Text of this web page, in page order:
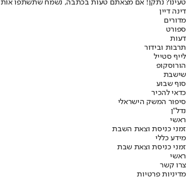
טעינו? נתקן! אם מצאתם טעות בכתבה, נשמח שתשתפו
דינה דיין
מדורים
ספורט
דעות
תרבות ובידור
לייף סטייל
הורוסקופ
שישבת
סוף שבוע
כדאי להכיר
סיפור המשק הישראלי
נדל"ן
ראשי
זמני כניסת וצאת השבת
מידע כללי
זמני כניסת וצאת שבת
ראשי
צרו קשר
מדיניות פרטיות